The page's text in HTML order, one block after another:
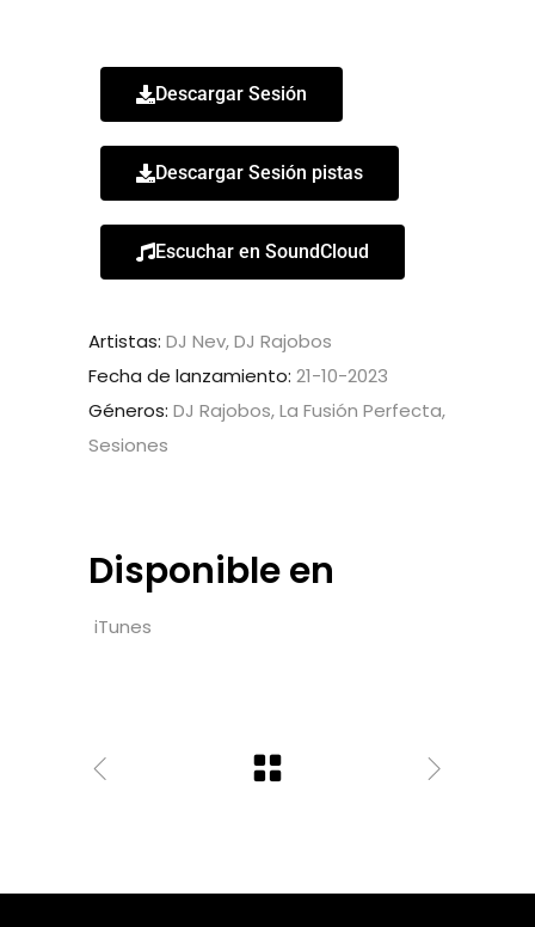
Descargar Sesión
Descargar Sesión pistas
Escuchar en SoundCloud
Artistas: DJ Nev, DJ Rajobos
Fecha de lanzamiento: 21-10-2023
Géneros: DJ Rajobos, La Fusión Perfecta,
Sesiones
Disponible en
iTunes